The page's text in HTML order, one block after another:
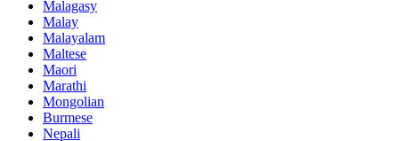
Malagasy
Malay
Malayalam
Maltese
Maori
Marathi
Mongolian
Burmese
Nepali